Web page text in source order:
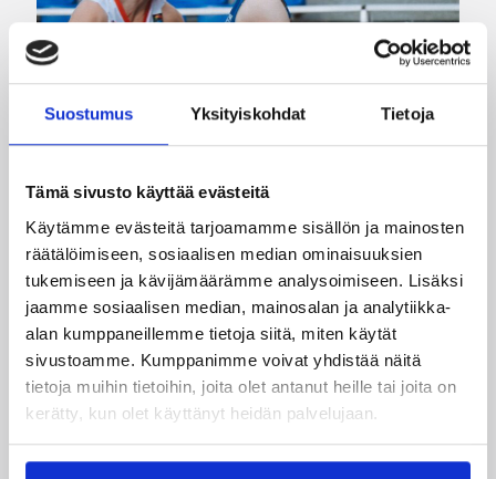
Suostumus Yksityiskohdat Tietoja
Tämä sivusto käyttää evästeitä
Käytämme evästeitä tarjoamamme sisällön ja mainosten
räätälöimiseen, sosiaalisen median ominaisuuksien
tukemiseen ja kävijämäärämme analysoimiseen. Lisäksi
jaamme sosiaalisen median, mainosalan ja analytiikka-
alan kumppaneillemme tietoja siitä, miten käytät
sivustoamme. Kumppanimme voivat yhdistää näitä
tietoja muihin tietoihin, joita olet antanut heille tai joita on
kerätty, kun olet käyttänyt heidän palvelujaan.
Suomea edustavat 3×3-
joukkueet aloittivat Nordic Cup
-urakkansa Kööpenhaminassa
Naisten joukkue nappasi avauspäivänä kaksi
voittoa neljästä ottelustaan, kun taas miesten
joukkue haastoi vastustajiaan tiukoissa
kamppailuissa, mutta jäi tällä kertaa ilman
voittoja.